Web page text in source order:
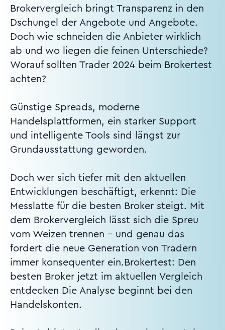
Brokervergleich bringt Transparenz in den
Dschungel der Angebote und Angebote.
Doch wie schneiden die Anbieter wirklich
ab und wo liegen die feinen Unterschiede?
Worauf sollten Trader 2024 beim Brokertest
achten?
Günstige Spreads, moderne
Handelsplattformen, ein starker Support
und intelligente Tools sind längst zur
Grundausstattung geworden.
Doch wer sich tiefer mit den aktuellen
Entwicklungen beschäftigt, erkennt: Die
Messlatte für die besten Broker steigt. Mit
dem Brokervergleich lässt sich die Spreu
vom Weizen trennen – und genau das
fordert die neue Generation von Tradern
immer konsequenter ein.Brokertest: Den
besten Broker jetzt im aktuellen Vergleich
entdecken Die Analyse beginnt bei den
Handelskonten.